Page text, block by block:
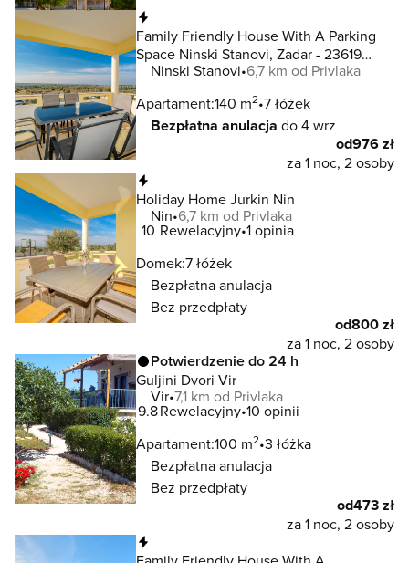
Family Friendly House With A Parking
Space Ninski Stanovi, Zadar - 23619
Ninski Stanovi
Ninski Stanovi 6,7 km od Privlaka
Apartament:140 m2 7 łóżek
Bezpłatna anulacja do 4 wrz
od976 zł
za 1 noc, 2 osoby
Holiday Home Jurkin Nin
Nin 6,7 km od Privlaka
10 Rewelacyjny 1 opinia
Domek:7 łóżek
Bezpłatna anulacja
Bez przedpłaty
od800 zł
za 1 noc, 2 osoby
Potwierdzenie do 24 h
Guljini Dvori Vir
Vir 7,1 km od Privlaka
9.8Rewelacyjny 10 opinii
Apartament:100 m2 3 łóżka
Bezpłatna anulacja
Bez przedpłaty
od473 zł
za 1 noc, 2 osoby